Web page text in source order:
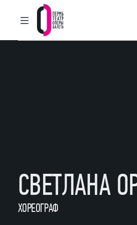
ГЛАВНОЕ МЕНЮ
Пермский театр
СВЕТЛАНА
ХОРЕОГРАФ